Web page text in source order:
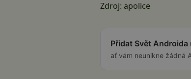
Zdroj: apolice
Přidat Svět
ať vám neunikne žádná